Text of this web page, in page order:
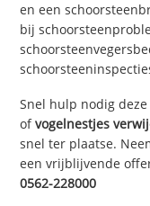
en een
bij
Snel hulp nodig
ofvogelnestjes
snel ter plaatse.
een vrijblijvende
0562-228000